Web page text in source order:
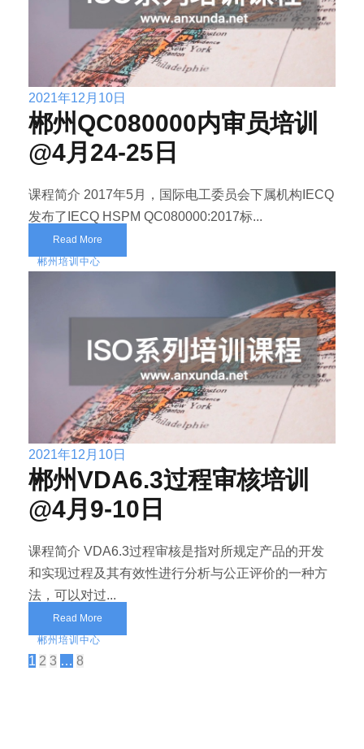
2021年12月10日
郴州QC080000内审员培训
@4月24-25日
课程简介 2017年5月，国际电工委员会下属机构IECQ
发布了IECQ HSPM QC080000:2017标...
Read More
郴州培训中心
2021年12月10日
郴州VDA6.3过程审核培训
@4月9-10日
课程简介 VDA6.3过程审核是指对所规定产品的开发
和实现过程及其有效性进行分析与公正评价的一种方
法，可以对过...
Read More
郴州培训中心
1 2 3 … 8